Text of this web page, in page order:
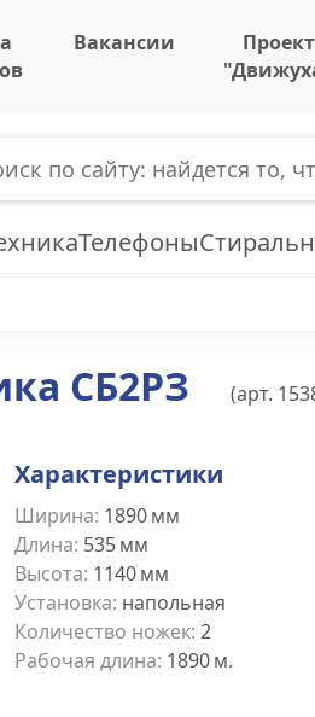
Вакансии
Проект
Телефоны
СБ2РЗ (арт.
Характеристики
Ширина: 1890мм
Длина: 535мм
Высота: 1140мм
Установка: напольная
Количество ножек: 2
Рабочая длина: 1890м.